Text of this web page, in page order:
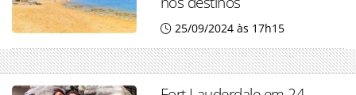
25/09/2024 às 17h15